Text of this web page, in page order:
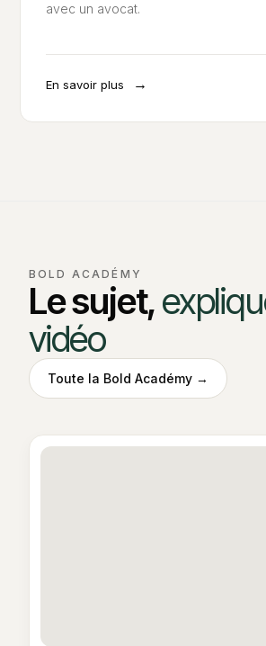
avec un avocat.
En savoir plus →
BOLD ACADÉMY
Le sujet,
vidéo
Toute la Bold Académy →